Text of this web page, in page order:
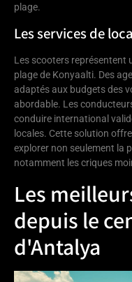
plage.
Les services de
Les scooters représentent
plage de Konyaalti. Des
adaptés aux budgets des
abordable. Les
conduire international
locales. Cette solution
explorer non seulement la
notamment les criques
Les
depuis le
d'Antalya